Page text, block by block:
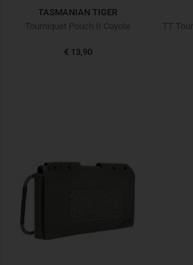
TASMANIAN TIGER
Tourniquet Pouch II Coyote
€ 13,90